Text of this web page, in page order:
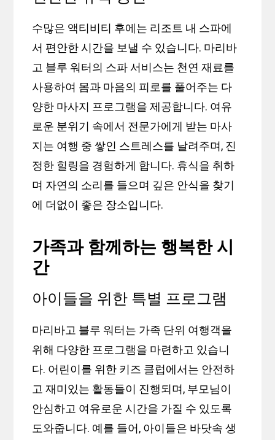
수많은 액티비티 후에는 리조트 내 스파에
서 편안한 시간을 보낼 수 있습니다. 마리바
고 블루 워터의 스파 서비스는 천연 재료를
사용하여 몸과 마음의 피로를 풀어주는 다
양한 마사지 프로그램을 제공합니다. 여유
로운 분위기 속에서 전문가에게 받는 마사
지는 여행 중 쌓인 스트레스를 날려주며, 진
정한 힐링을 경험하게 합니다. 휴식을 취하
며 자연의 소리를 들으며 깊은 안식을 찾기
에 더없이 좋은 장소입니다.
가족과 함께하는 행복한 시
간
아이들을 위한 특별 프로그램
마리바고 블루 워터는 가족 단위 여행객을
위해 다양한 프로그램을 마련하고 있습니
다. 어린이를 위한 키즈 클럽에서는 안전하
고 재미있는 활동들이 진행되며, 부모님이
안심하고 여유로운 시간을 가질 수 있도록
도와줍니다. 예를 들어, 아이들은 바닷속 생